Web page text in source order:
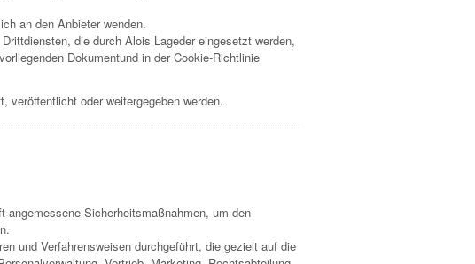
an den Anbieter wenden.
die durch Alois Lageder eingesetzt werden,
Dokumentund in der Cookie-Richtlinie
veröffentlicht oder weitergegeben werden.
angemessene Sicherheitsmaßnahmen, um den
und Verfahrensweisen durchgeführt, die gezielt auf die